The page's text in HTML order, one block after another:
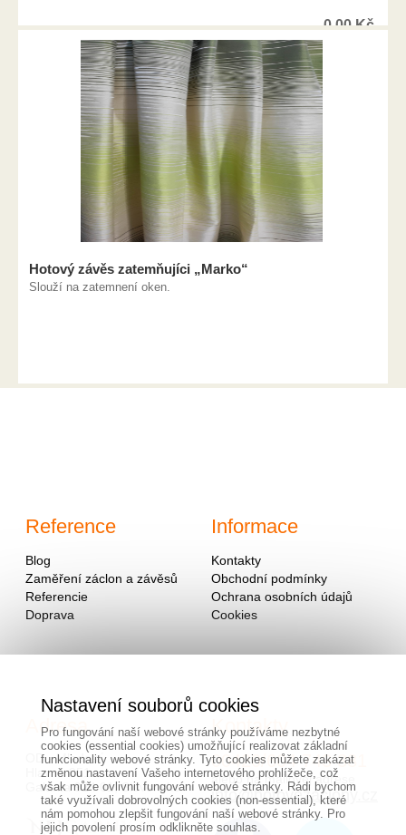
0,00Kč
Hotový závěs zatemňujíci „Marko“
Slouží na zatemnení oken.
Reference
Blog
Zaměření záclon a závěsů
Referencie
Doprava
Informace
Kontakty
Obchodní podmínky
Ochrana osobních údajů
Cookies
Adresa
OD - Mladosť
Hlavná 951
Galanta 924 01, Slovensko
Kontakty
00420/ 604743 381
alebo na mailovej adrese
info@hotovezaclony.cz
Nastavení souborů cookies
Pro fungování naší webové stránky používáme nezbytné
cookies (essential cookies) umožňující realizovat základní
funkcionality webové stránky. Tyto cookies můžete zakázat
změnou nastavení Vašeho internetového prohlížeče, což
však může ovlivnit fungování webové stránky. Rádi bychom
také využívali dobrovolných cookies (non-essential), které
nám pomohou zlepšit fungování naší webové stránky. Pro
jejich povolení prosím odklikněte souhlas.